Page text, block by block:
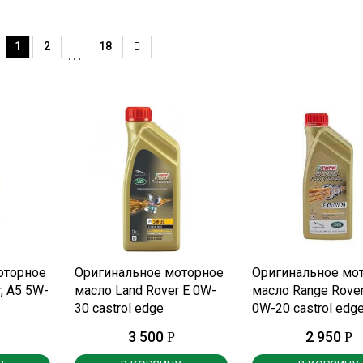
1 2 … 18
A5 5W-
ПОДРОБНЕЕ
Оригинальное моторное
масло Land Rover E 0W-
30 castrol edge
3 500 Р
ПОДРОБНЕЕ
Оригинальное
масло Range
0W-20 castrol
2 950 Р